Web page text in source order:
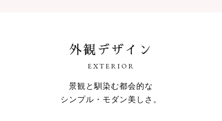
外観デザイン
EXTERIOR
景観と馴染む都会的な
シンプル・モダン美しさ。